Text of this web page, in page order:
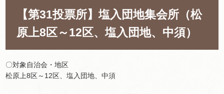
【第31投票所】塩入団地集会所（松
原上8区～12区、塩入団地、中須）
〇対象自治会・地区
松原上8区～12区、塩入団地、中須